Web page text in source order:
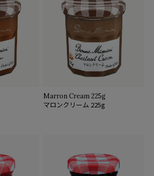
Marron Cream 225g
マロンクリーム 225g